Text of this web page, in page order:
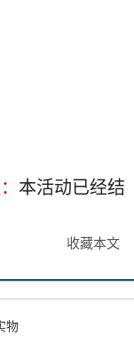
本活动已经结
收藏本文
物